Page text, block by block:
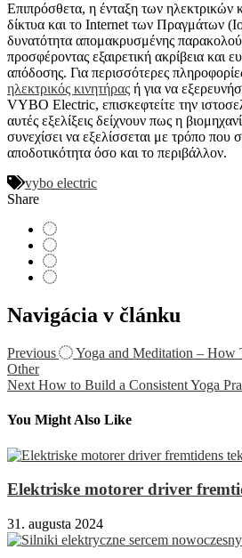
Επιπρόσθετα, η ένταξη των ηλεκτρικών
δίκτυα και το Internet των Πραγμάτων
δυνατότητα απομακρυσμένης
προσφέροντας εξαιρετική ακρίβεια και
απόδοσης. Για περισσότερες
ηλεκτρικός κινητήρας ή για να
VYBO Electric, επισκεφτείτε την
αυτές εξελίξεις δείχνουν πως η
συνεχίσει να εξελίσσεται με τρόπο που
αποδοτικότητα όσο και το περιβάλλον.
vybo electric
Share
Navigácia v článku
Previous
Yoga and Meditation – How
Other
Next How to Build a Consistent Yoga
You Might Also Like
Elektriske motorer driver
31. augusta 2024